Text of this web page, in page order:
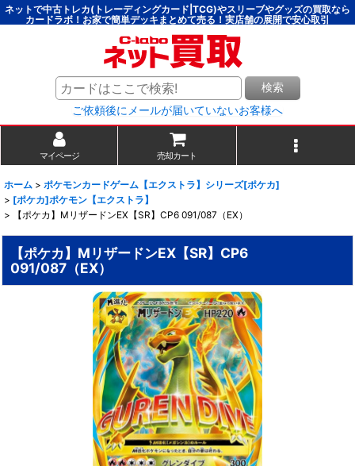
ネットで中古トレカ(トレーディングカード|TCG)やスリーブやグッズの買取なら
カードラボ！お家で簡単デッキまとめて売る！実店舗の展開で安心取引
検索
ご依頼後にメールが届いていないお客様へ
マイページ 売却カート
ホーム > ポケモンカードゲーム【エクストラ】シリーズ[ポケカ]
> [ポケカ]ポケモン【エクストラ】
>
【ポケカ】MリザードンEX【SR】CP6 091/087（EX）
【ポケカ】MリザードンEX【SR】CP6
091/087（EX）